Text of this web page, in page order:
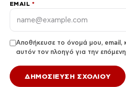
EMAIL *
Αποθήκευσε το όνομά μου, email,
αυτόν τον πλοηγό για την